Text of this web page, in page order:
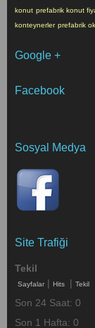
konut prefabrik konut
konteynerler prefabrik
Google +
Facebook
Sosyal Medya
Site Trafiği
Tekil
Sayfalar | Hits | Tekil
Son 24 Saat: 0
Son 1 Hafta: 0